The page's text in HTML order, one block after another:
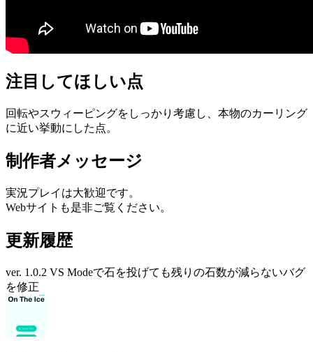
注目してほしい点
回転やスウィーピングをしっかり考慮し、本物のカーリング
に近い挙動にした点。
制作者メッセージ
実況プレイは大歓迎です。
Webサイトも是非ご覧ください。
更新履歴
ver. 1.0.2 VS Modeで石を投げても残りの石数が減らないバグ
を修正